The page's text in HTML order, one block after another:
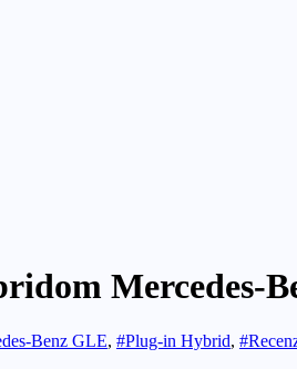
Mercedes-
Benz GLE, #Plug-in Hybrid,